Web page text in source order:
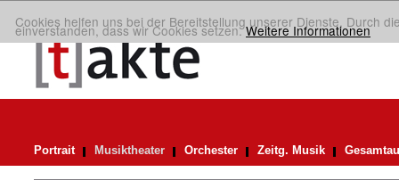
Cookies helfen uns bei der Bereitstellung unserer Dienste. Durch
einverstanden, dass wir Cookies setzen.Weitere Informationen
Portrait Musiktheater Orchester Zeitg. Musik